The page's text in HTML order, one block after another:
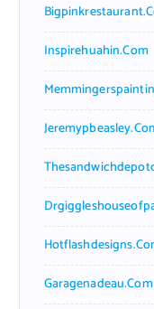
Inspirehuahin.com
Garagenadeau.com